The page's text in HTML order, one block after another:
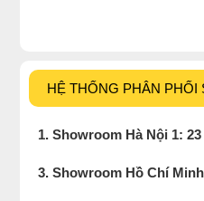
HỆ THỐNG PHÂN PHỐI
1. Showroom Hà Nội 1:
3. Showroom Hồ Chí